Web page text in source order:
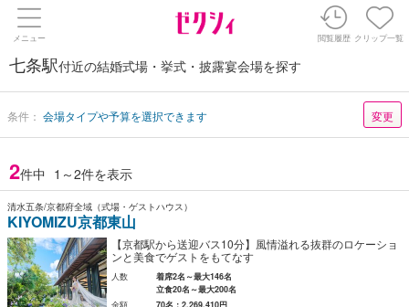
メニュー 閲覧履歴 クリップ一覧
七条駅付近の結婚式場・挙式・披露宴会場を探す
条件： 会場タイプや予算を選択できます 変更
2件中 1～2件を表示
清水五条/京都府全域（式場・ゲストハウス）
KIYOMIZU京都東山
【京都駅から送迎バス10分】風情溢れる抜群のロケーショ
ンと美食でゲストをもてなす
人数
着席2名～最大146名
立食20名～最大200名